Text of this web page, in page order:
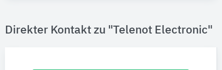
Direkter Kontakt zu "Telenot Electronic"